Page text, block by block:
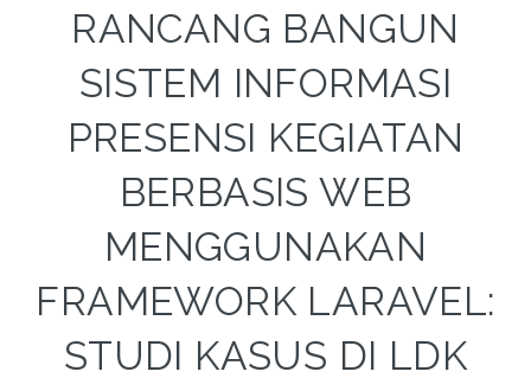
RANCANG BANGUN
SISTEM INFORMASI
PRESENSI KEGIATAN
BERBASIS WEB
MENGGUNAKAN
FRAMEWORK LARAVEL:
STUDI KASUS DI LDK